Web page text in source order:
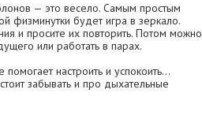
— это весело. Самым простым
физминутки будет игра в зеркало.
и просите их повторить. Потом можно
или работать в парах.
настроить и успокоить...
забывать и про дыхательные